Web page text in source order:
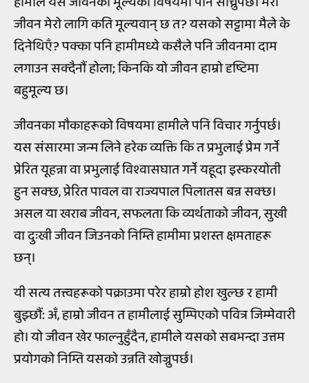
जीवन मेरो लागि कति मूल्यवान् छ त? यसको सट्टामा मैले के
दिनेथिएँ? पक्का पनि हामीमध्ये कसैले पनि जीवनमा दाम
लगाउन सक्दैनौं होला; किनकि यो जीवन हाम्रो दृष्टिमा
बहुमूल्य छ।
जीवनका मौकाहरूको विषयमा हामीले पनि विचार गर्नुपर्छ।
यस संसारमा जन्म लिने हरेक व्यक्ति कि त प्रभुलाई प्रेम गर्ने
प्रेरित यूहन्ना वा प्रभुलाई विश्वासघात गर्ने यहूदा इस्करयोती
हुन सक्छ, प्रेरित पावल वा राज्यपाल पिलातस बन्न सक्छ।
असल या खराब जीवन, सफलता कि व्यर्थताको जीवन, सुखी
वा दुःखी जीवन जिउनको निम्ति हामीमा प्रशस्त क्षमताहरू
छन्।
यी सत्य तत्त्वहरूको पक्राउमा परेर हाम्रो होश खुल्छ र हामी
बुझ्छौं: अँ, हाम्रो जीवन त हामीलाई सुम्पिएको पवित्र जिम्मेवारी
हो। यो जीवन खेर फाल्नुहुँदैन, हामीले यसको सबभन्दा उत्तम
प्रयोगको निम्ति यसको उन्नति खोज्नुपर्छ।